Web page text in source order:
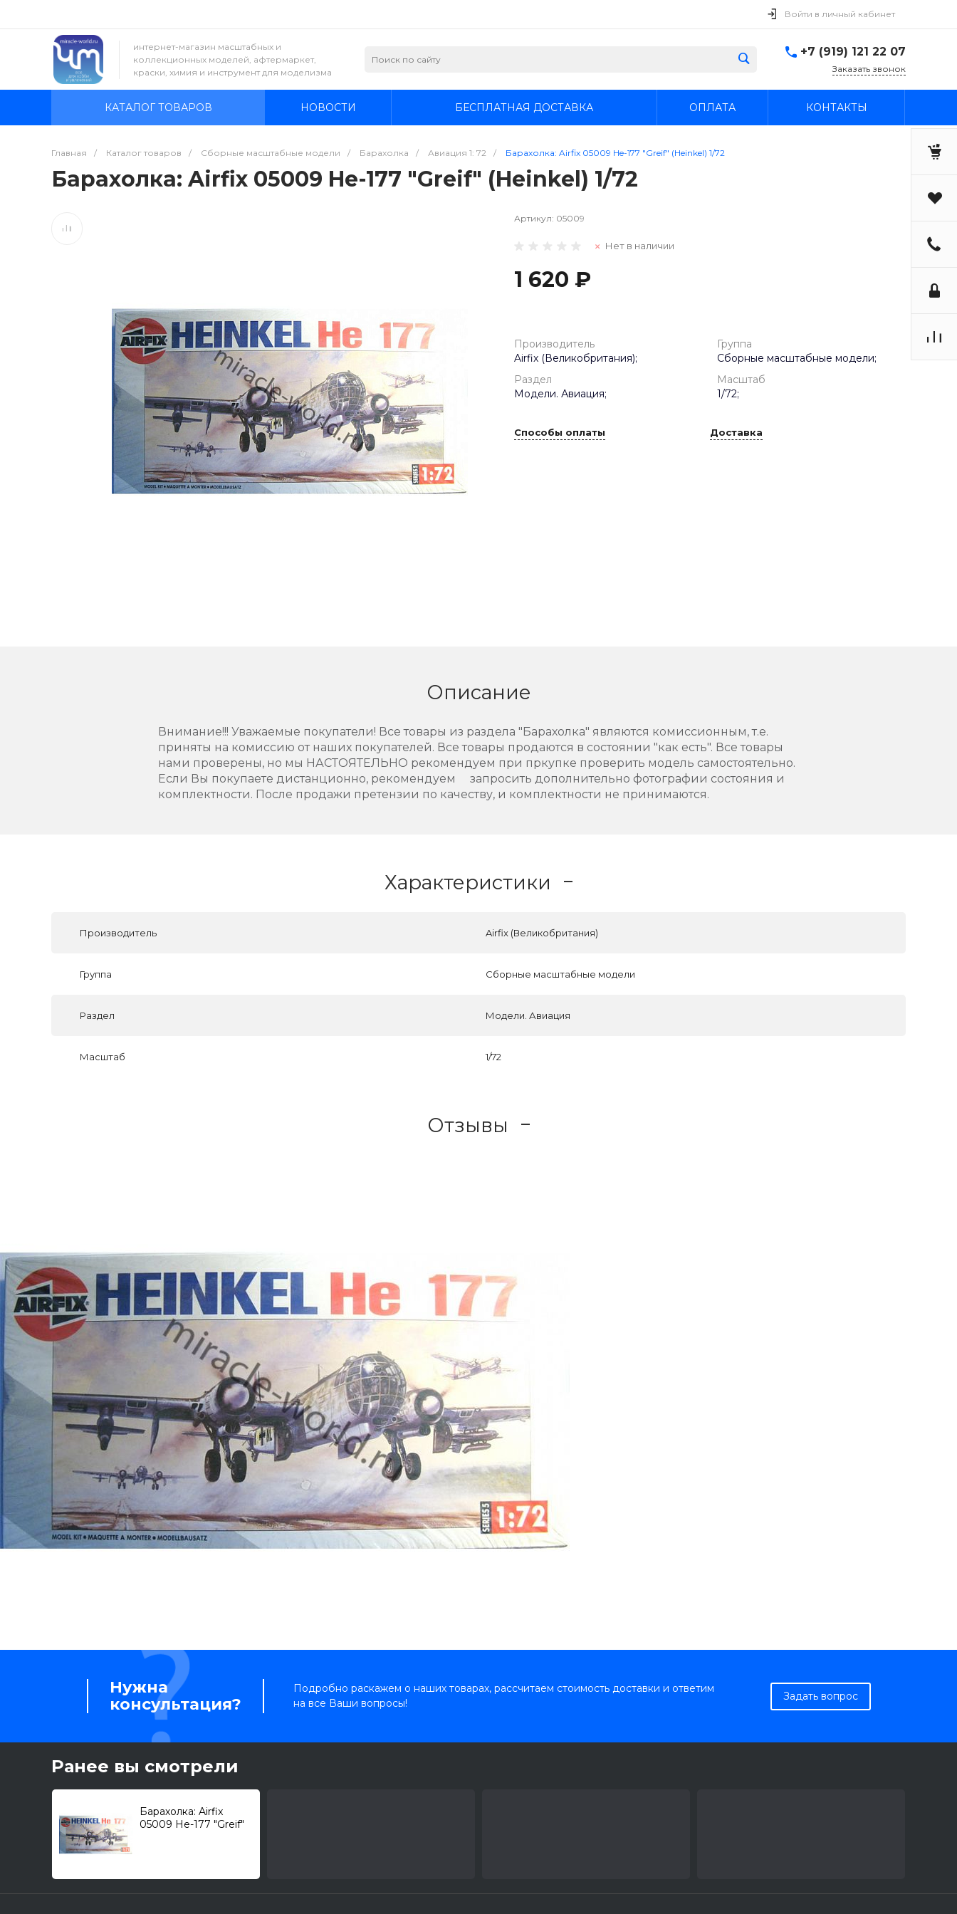
Войти в личный кабинет
интернет-магазин масштабных и
коллекционных моделей, афтермаркет,
краски, химия и инструмент для моделизма
+7 (919) 121 22 07
Заказать звонок
КАТАЛОГ ТОВАРОВ НОВОСТИ БЕСПЛАТНАЯ ДОСТАВКА ОПЛАТА КОНТАКТЫ
Главная / Каталог товаров / Сборные масштабные модели / Барахолка / Авиация 1: 72 / Барахолка: Airfix 05009 He-177 "Greif" (Heinkel) 1/72
Барахолка: Airfix 05009 He-177 "Greif" (Heinkel) 1/72
Артикул: 05009
Нет в наличии
1 620 ₽
Производитель
Airfix (Великобритания);
Группа
Сборные масштабные модели;
Раздел
Модели. Авиация;
Масштаб
1/72;
Способы оплаты Доставка
Описание
Внимание!!! Уважаемые покупатели! Все товары из раздела "Барахолка" являются комиссионным, т.е.
приняты на комиссию от наших покупателей. Все товары продаются в состоянии "как есть". Все товары
нами проверены, но мы НАСТОЯТЕЛЬНО рекомендуем при пркупке проверить модель самостоятельно.
Если Вы покупаете дистанционно, рекомендуем запросить дополнительно фотографии состояния и
комплектности. После продажи претензии по качеству, и комплектности не принимаются.
Характеристики
Производитель Airfix (Великобритания)
Группа Сборные масштабные модели
Раздел Модели. Авиация
Масштаб 1/72
Отзывы
Нужна
консультация?
Подробно раскажем о наших товарах, рассчитаем стоимость доставки и ответим
на все Ваши вопросы!
Задать вопрос
Ранее вы смотрели
Барахолка: Airfix
05009 He-177 "Greif"